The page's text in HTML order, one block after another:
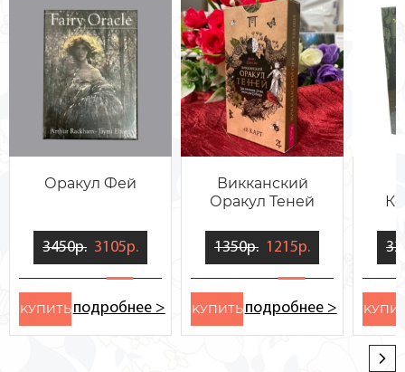
Оракул Фей
3450р. 3105р.
KУПИТЬ подробнее >
Викканский
Оракул Теней
1350р. 1215р.
KУПИТЬ подробнее >